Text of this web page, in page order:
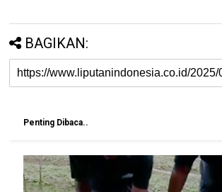
BAGIKAN:
Penting Dibaca..